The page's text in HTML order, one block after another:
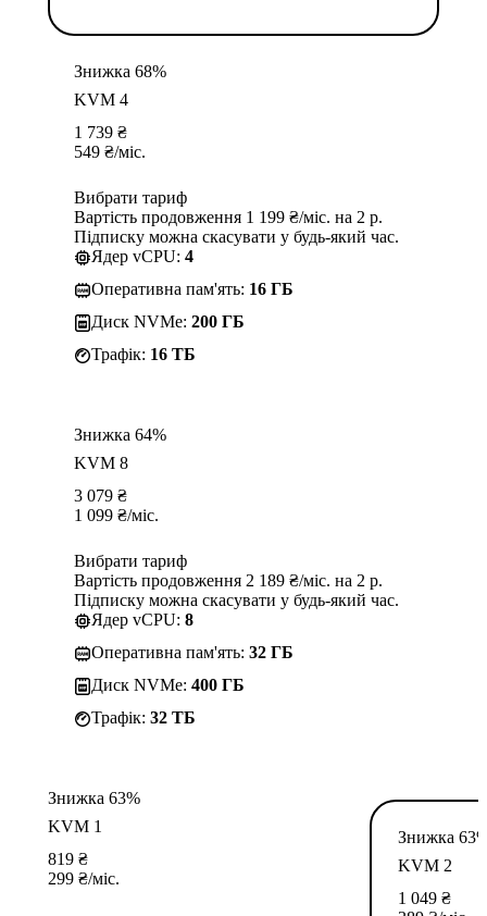
Знижка 68%
KVM 4
1 739 ₴
549 ₴/міс.
Вибрати тариф
Вартість продовження 1 199 ₴/міс. на 2 р.
Підписку можна скасувати у будь-який час.
Ядер vCPU: 4
Оперативна пам'ять: 16 ГБ
Диск NVMe: 200 ГБ
Трафік: 16 TБ
Знижка 64%
KVM 8
3 079 ₴
1 099 ₴/міс.
Вибрати тариф
Вартість продовження 2 189 ₴/міс. на 2 р.
Підписку можна скасувати у будь-який час.
Ядер vCPU: 8
Оперативна пам'ять: 32 ГБ
Диск NVMe: 400 ГБ
Трафік: 32 TБ
Знижка 63%
KVM 1
819 ₴
299 ₴/міс.
Знижка
KVM 2
1 049 ₴